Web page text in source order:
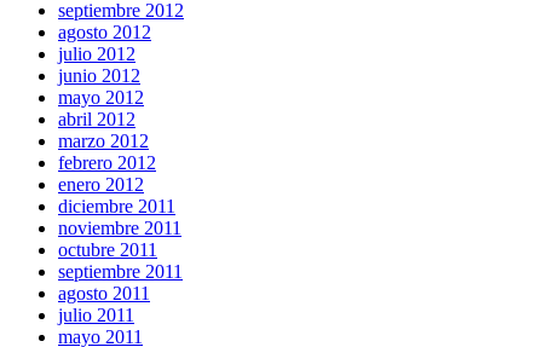
septiembre 2012
agosto 2012
julio 2012
junio 2012
mayo 2012
abril 2012
marzo 2012
febrero 2012
enero 2012
diciembre 2011
noviembre 2011
octubre 2011
septiembre 2011
agosto 2011
julio 2011
mayo 2011